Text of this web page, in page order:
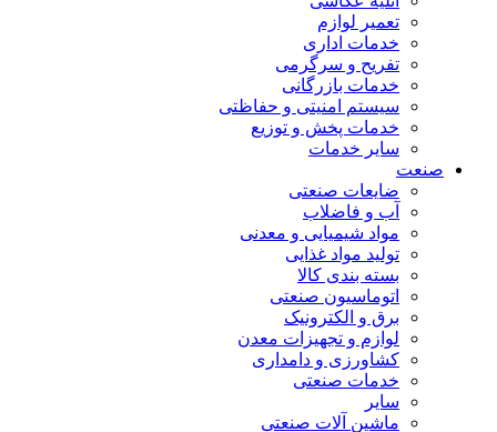
تعمیر لوازم
خدمات اداری
تفریح و سرگرمی
خدمات بازرگانی
سیستم امنیتی و حفاظتی
خدمات پخش و توزیع
سایر خدمات
صنعت
ضایعات صنعتی
آب و فاضلاب
مواد شیمیایی و معدنی
تولید مواد غذایی
بسته بندی کالا
اتوماسیون صنعتی
برق و الکترونیک
لوازم و تجهیزات معدن
کشاورزی و دامداری
خدمات صنعتی
سایر
ماشین آلات صنعتی